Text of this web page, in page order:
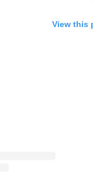
View this